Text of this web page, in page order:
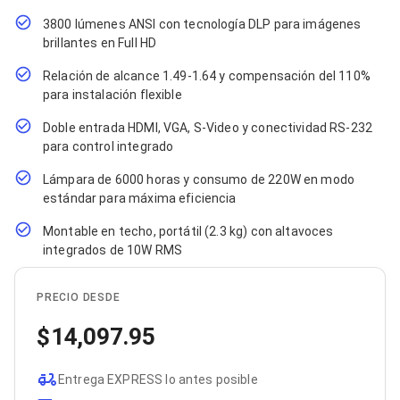
Cables Coaxiales
Accesorios para Cables
Conectores
Tapas y Cajas
Pinzas Ponchadoras
Probadores de Cable
Protectores para Cables
Cables para Impresoras
Cableado Estructurado
Sujetadores de Cables
Cinchos
Adaptadores PC
Adaptadores PC USB
Adaptadores PC Serial
Adaptadores PC IDE
Adaptadores PC Teclado
3800 lúmenes ANSI con tecnología DLP para imágenes
brillantes en Full HD
Relación de alcance 1.49-1.64 y compensación del 110%
para instalación flexible
Doble entrada HDMI, VGA, S-Video y conectividad RS-232
para control integrado
Lámpara de 6000 horas y consumo de 220W en modo
estándar para máxima eficiencia
Montable en techo, portátil (2.3 kg) con altavoces
integrados de 10W RMS
PRECIO DESDE
14,097.95
Entrega EXPRESS lo antes posible